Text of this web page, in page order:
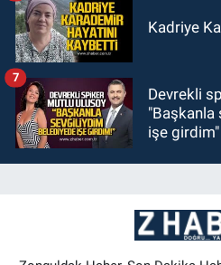
Kadriye
Devrekli
"Başkanla
işe girdim"
7